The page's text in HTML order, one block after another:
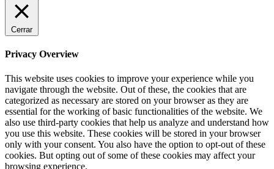
Cerrar
Privacy Overview
This website uses cookies to improve your experience while you
navigate through the website. Out of these, the cookies that are
categorized as necessary are stored on your browser as they are
essential for the working of basic functionalities of the website. We
also use third-party cookies that help us analyze and understand how
you use this website. These cookies will be stored in your browser
only with your consent. You also have the option to opt-out of these
cookies. But opting out of some of these cookies may affect your
browsing experience.